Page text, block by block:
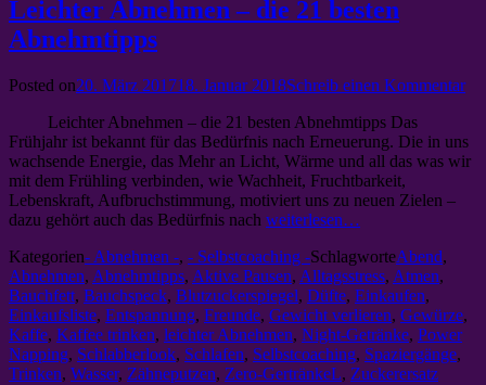
Leichter Abnehmen – die 21 besten
Abnehmtipps
Posted on20. März 201718. Januar 2018Schreib einen Kommentar
Leichter Abnehmen – die 21 besten Abnehmtipps Das
Frühjahr ist bekannt für das Bedürfnis nach Erneuerung. Die in uns
wachsende Energie, das Mehr an Licht, Wärme und all das was wir
mit dem Frühling verbinden, wie Wachheit, Fruchtbarkeit,
Lebenskraft, Aufbruchstimmung, motiviert uns zu neuen Zielen –
dazu gehört auch das Bedürfnis nach weiterlesen…
Kategorien- Abnehmen -, - Selbstcoaching -SchlagworteAbend,
Abnehmen, Abnehmtipps, Aktive Pausen, Alltagsstress, Atmen,
Bauchfett, Bauchspeck, Blutzuckerspiegel, Düfte, Einkaufen,
Einkaufsliste, Entspannung, Freunde, Gewicht verlieren, Gewürze,
Kaffe, Kaffee trinken, leichter Abnehmen, Night-Getränke, Power
Napping, Schlabberlook, Schlafen, Selbstcoaching, Spaziergänge,
Trinken, Wasser, Zähneputzen, Zero-GertränkeL, Zuckerersatz